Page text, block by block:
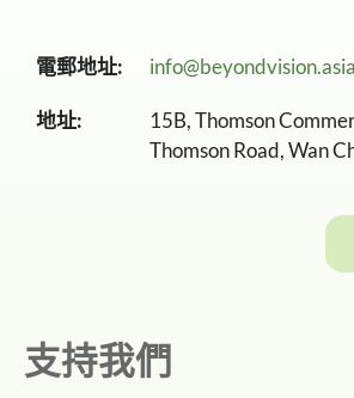
電郵地址: info@beyondvision.asia
地址:
15B, Thomson
Thomson Road, Wan
支持我們